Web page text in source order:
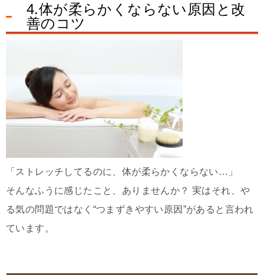
4.体が柔らかくならない原因と改
善のコツ
「ストレッチしてるのに、体が柔らかくならない…」
そんなふうに感じたこと、ありませんか？ 実はそれ、や
る気の問題ではなく“つまずきやすい原因”があると言われ
ています。